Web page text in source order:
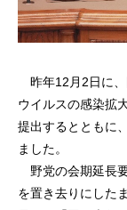
昨年12月2日に、
ウイルスの感染拡
提出するとともに
ました。
野党の会期延長
を置き去りにした